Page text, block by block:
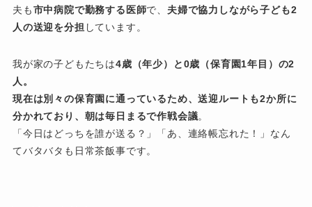
夫も市中病院で勤務する医師で、 夫婦で協力しながら子ども2
人の送迎を分担 しています。
我が家の子どもたちは4歳（年少）と0歳（保育園1年目）の2
人。
現在は別々の保育園に通っているため、送迎ルートも2か所に
分かれており、朝は毎日まるで作戦会議。
「今日はどっちを誰が送る？」「あ、連絡帳忘れた！」なん
てバタバタも日常茶飯事です。